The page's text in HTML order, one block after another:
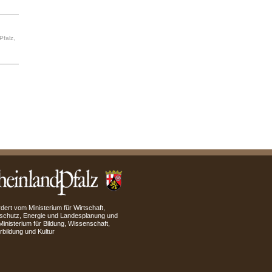
vom Ministerium für Wirtschaft,
Energie und Landesplanung und
für Bildung, Wissenschaft,
und Kultur